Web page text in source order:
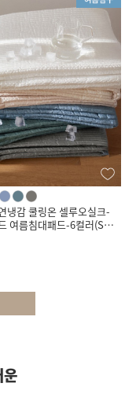
냉감 쿨링온 셀루오실크-
여름침대패드-6컬러(SS/
운